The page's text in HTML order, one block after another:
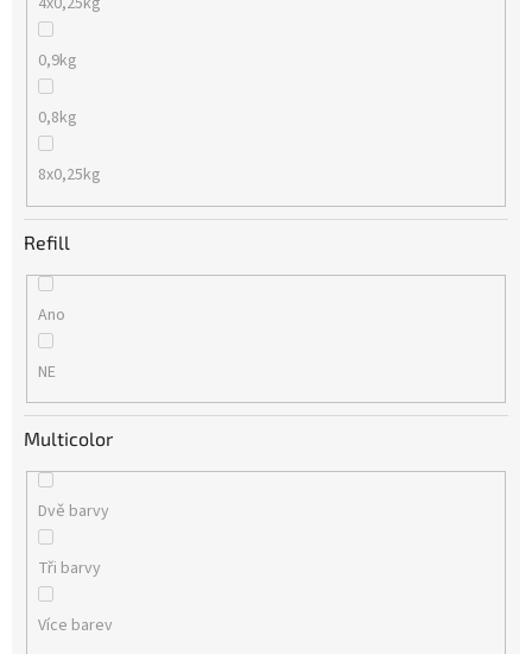
0,9kg
0,8kg
8x0,25kg
Refill
Ano
NE
Multicolor
Dvě barvy
Tři barvy
Více barev